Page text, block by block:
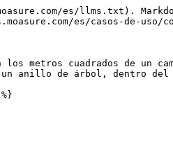
es/llms.txt).
es/casos-de-uso/
metros cuadrados de un
anillo de árbol, dentro del